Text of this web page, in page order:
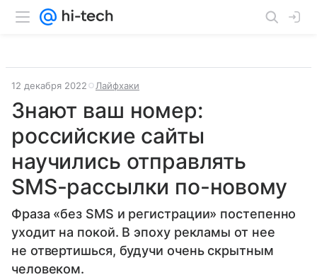
12 декабря 2022 Лайфхаки
Знают ваш номер:
российские сайты
научились отправлять
SMS-рассылки по-новому
Фраза «без SMS и регистрации» постепенно
уходит на покой. В эпоху рекламы от нее
не отвертишься, будучи очень скрытным
человеком.